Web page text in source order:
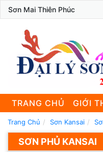
Sơn Mai Thiên Phúc
TRANG CHỦ GIỚI
Trang Chủ Sơn Kansai
SƠN PHỦ KANSAI